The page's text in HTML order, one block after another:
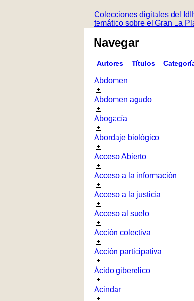
Colecciones digitales del
temático sobre el Gran La
Navegar
Autores Títulos
Abdomen
Abdomen agudo
Abogacía
Abordaje biológico
Acceso Abierto
Acceso a la información
Acceso a la justicia
Acceso al suelo
Acción colectiva
Acción participativa
Ácido giberélico
Acindar